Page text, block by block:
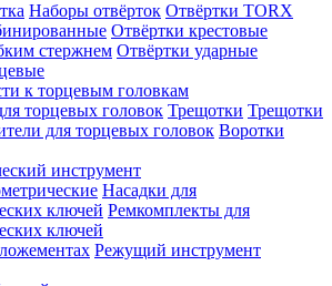
Наборы отвёрток Отвёртки TORX
Отвёртки крестовые
стержнем Отвёртки ударные
к торцевым головкам
торцевых головок Трещотки Трещотки
для торцевых головок Воротки
инструмент
Насадки для
ключей Ремкомплекты для
ключей
Режущий инструмент